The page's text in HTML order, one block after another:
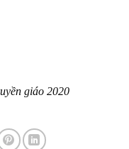
giáo 2020